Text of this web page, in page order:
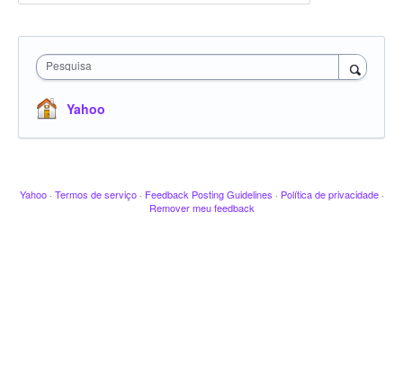
Pesquisa
Yahoo
Yahoo · Termos de serviço · Feedback Posting Guidelines · Política de privacidade ·
Remover meu feedback